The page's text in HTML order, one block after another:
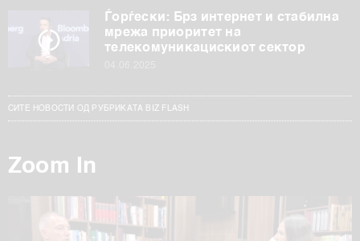
Ѓорѓески: Брз интернет и стабилна
мрежа приоритет на
телекомуникацискиот сектор
СИТЕ НОВОСТИ ОД РУБРИКАТА BIZ FLASH
Zoom In